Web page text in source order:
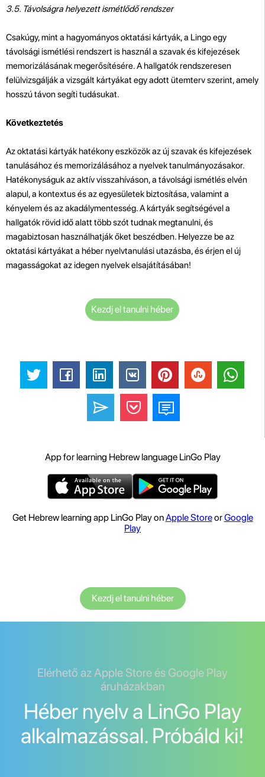
3.5. Távolságra helyezett ismétlődő rendszer
Csakúgy, mint a hagyományos oktatási kártyák, a Lingo egy
távolsági ismétlési rendszert is használ a szavak és kifejezések
memorizálásának megerősítésére. A hallgatók rendszeresen
felülvizsgálják a vizsgált kártyákat egy adott ütemterv szerint, amely
hosszú távon segíti tudásukat.
Következtetés
Az oktatási kártyák hatékony eszközök az új szavak és kifejezések
tanulásához és memorizálásához a nyelvek tanulmányozásakor.
Hatékonyságuk az aktív visszahíváson, a távolsági ismétlés elvén
alapul, a kontextus és az egyesületek biztosítása, valamint a
kényelem és az akadálymentesség. A kártyák segítségével a
hallgatók rövid idő alatt több szót tudnak megtanulni, és
magabiztosan használhatják őket beszédben. Helyezze be az
oktatási kártyákat a héber nyelvtanulási utazásba, és érjen el új
magasságokat az idegen nyelvek elsajátításában!
Kezdj el tanulni héber
App for learning Hebrew language LinGo Play
Get Hebrew learning app LinGo Play onApple StoreorGoogle
Play
Kezdj el tanulni héber
Elérhető az Apple Store és Google Play
áruházakban
Héber nyelv a LinGo Play
alkalmazással. Próbáld ki!